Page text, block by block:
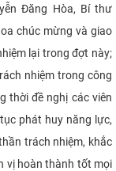
Đăng Hòa, Bí thư
chúc mừng và giao
lại trong đợt này;
nhiệm trong công
thời đề nghị các viên
phát huy năng lực,
trách nhiệm, khắc
vị hoàn thành tốt mọi